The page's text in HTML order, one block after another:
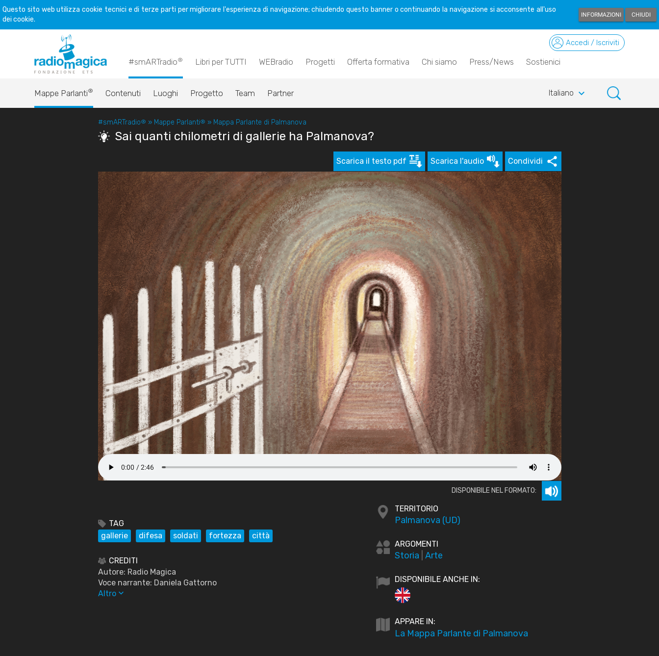
Questo sito web utilizza cookie tecnici e di terze parti per migliorare l'esperienza di navigazione; chiudendo questo banner o continuando la navigazione si acconsente all'uso
dei cookie.
INFORMAZIONI CHIUDI
#smARTradio® Libri per TUTTI WEBradio Progetti Offerta formativa Chi siamo Press/News Sostienici
Accedi / Iscriviti
Mappe Parlanti® Contenuti Luoghi Progetto Team Partner Italiano keyboard_arrow_down
#smARTradio® » Mappe Parlanti® » Mappa Parlante di Palmanova
Sai quanti chilometri di gallerie ha Palmanova?
DISPONIBILE NEL FORMATO:
Scarica il testo pdf Scarica l'audio Condividi
TAG
gallerie
difesa soldati fortezza città
CREDITI
Autore: Radio Magica
Voce narrante: Daniela Gattorno
Altrokeyboard_arrow_down
TERRITORIO
Palmanova (UD)
ARGOMENTI
Storia Arte
DISPONIBILE ANCHE IN:
APPARE IN:
La Mappa Parlante di Palmanova